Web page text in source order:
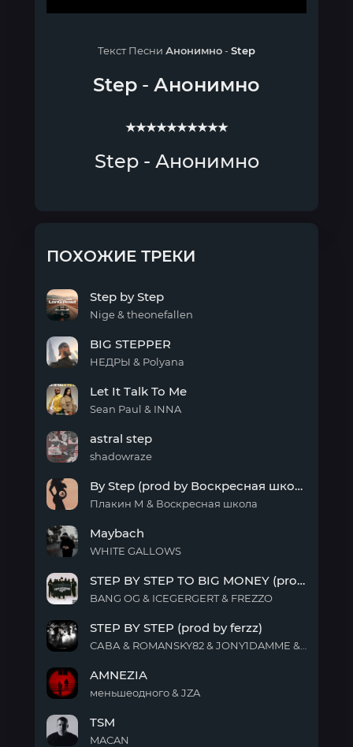
Текст Песни Анонимно-Step
Step - Анонимно
★★★★★★★★★★
Step - Анонимно
ПОХОЖИЕ ТРЕКИ
by
Step
Step by Step
Nige & theonefallen
STEPPER
BIG STEPPER
НЕДРЫ & Polyana
Talk
To
Let It Talk To Me
Sean Paul & INNA
step
astral step
shadowraze
Step
(prod
Воскресная
школа)
By Step (prod by Воскресная школа)
Плакин М & Воскресная школа
Maybach
WHITE GALLOWS
BY
STEP
BIG
MONEY
FREZZO)
STEP BY STEP TO BIG MONEY (prod FREZZO)
BANG OG & ICEGERGERT & FREZZO
BY
STEP
by
ferzz)
STEP BY STEP (prod by ferzz)
AMNEZIA
меньшеодного & JZA
TSM
MACAN